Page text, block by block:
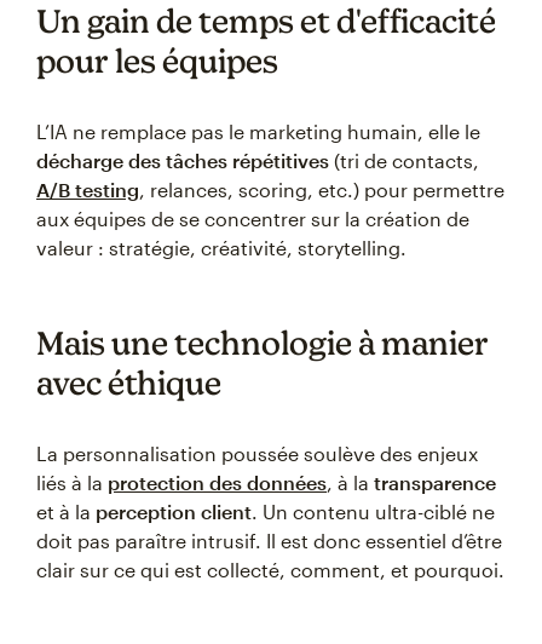
Un gain de temps et d'efficacité
pour les équipes
L’IA ne remplace pas le marketing humain, elle le
décharge des tâches répétitives (tri de contacts,
A/B testing, relances, scoring, etc.) pour permettre
aux équipes de se concentrer sur la création de
valeur : stratégie, créativité, storytelling.
Mais une technologie à manier
avec éthique
La personnalisation poussée soulève des enjeux
liés à la protection des données, à la transparence
et à la perception client. Un contenu ultra-ciblé ne
doit pas paraître intrusif. Il est donc essentiel d’être
clair sur ce qui est collecté, comment, et pourquoi.